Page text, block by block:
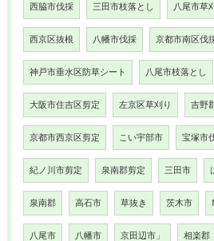
西脇市伐採 三田市枝落とし 八尾市草
西京区抜根 八幡市伐採 京都市南区伐
神戸市垂水区防草シート 八尾市枝落とし
大阪市住吉区剪定 左京区草刈り 吉野
京都市西京区剪定 こい宇部市 宝塚市
紀ノ川市剪定 泉南郡剪定 三田市
泉南郡 高石市 草抜き 茨木市
八尾市 八幡市 京田辺市」 相楽郡